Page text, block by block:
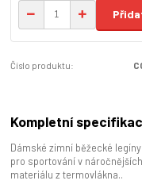
Číslo produktu:
Kompletní
Dámské zimní běžecké
pro sportování v
materiálu z termovlákna..